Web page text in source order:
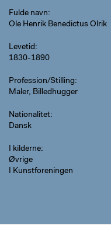
Fulde navn
Ole Henrik Benedictus Olrik
Levetid
1830-1890
Profession/Stilling
Maler, Billedhugger
Nationalitet
Dansk
I kilderne
Øvrige
I Kunstforeningen